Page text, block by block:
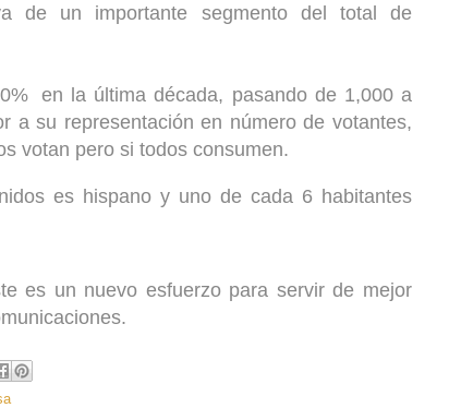
de un importante segmento del total de
en la última década, pasando de 1,000 a
a su representación en número de votantes,
votan pero si todos consumen.
es hispano y uno de cada 6 habitantes
es un nuevo esfuerzo para servir de mejor